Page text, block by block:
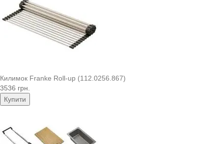
Килимок Franke Roll-up (112.0256.867)
3536 грн.
Купити